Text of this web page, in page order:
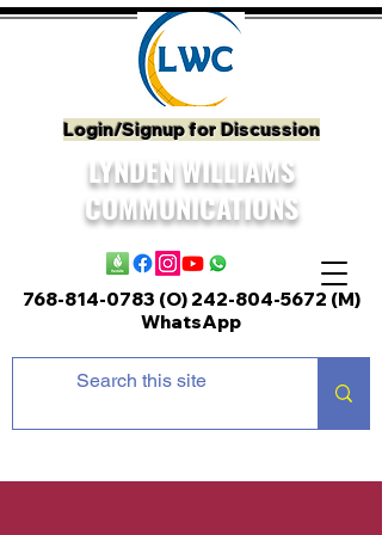
Login/Signup for Discussion
LYNDEN WILLIAMS
COMMUNICATIONS
768-814-0783 (O) 242-804-5672 (M)
WhatsApp